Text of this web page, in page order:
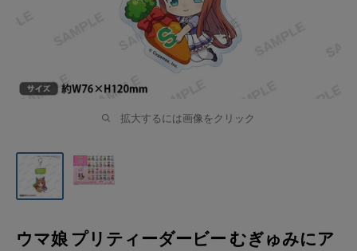
拡大するには画像をクリック
ウマ娘 プリティーダービー むぎゅみにア